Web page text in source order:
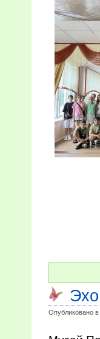
Опубликовано в